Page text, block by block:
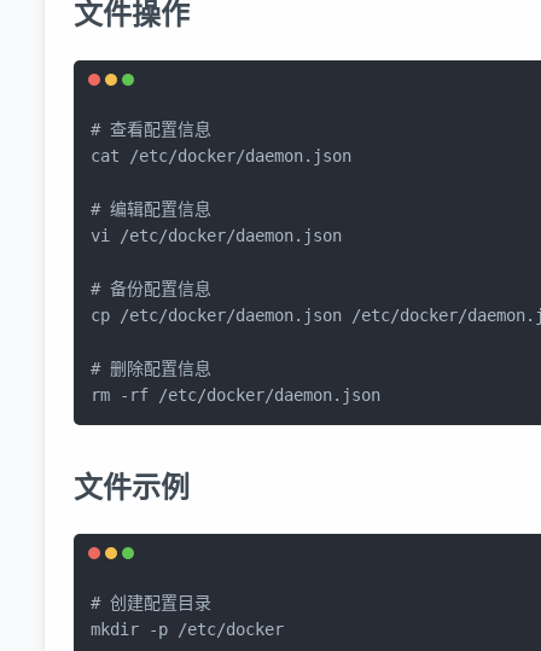
文件操作
# 查看配置信息
cat /etc/docker/daemon.json
# 编辑配置信息
vi /etc/docker/daemon.json
# 备份配置信息
cp /etc/docker/daemon.json /etc/docker/
# 删除配置信息
rm -rf /etc/docker/daemon.json
文件示例
# 创建配置目录
mkdir -p /etc/docker